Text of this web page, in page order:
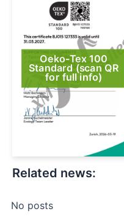
Oeko-Tex 100
Standard (scan QR
for full info)
Related news:
No posts